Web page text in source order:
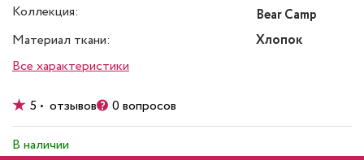
Коллекция:
Bear Camp
Материал ткани:
Хлопок
Все характеристики
5 • отзывов 0 вопросов
В наличии